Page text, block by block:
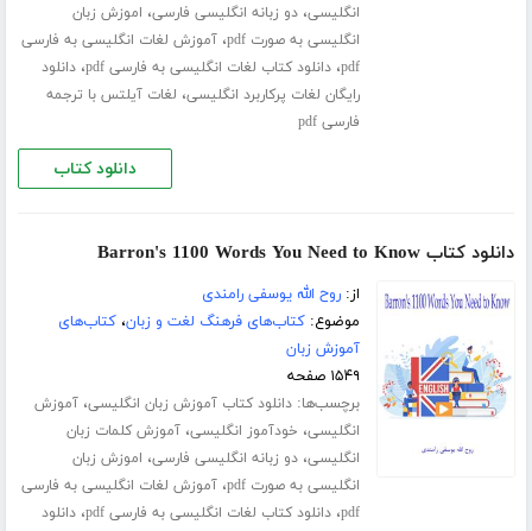
انگلیسی،دو زبانه انگلیسی فارسی، اموزش زبان
انگلیسی به صورت pdf
،آموزش لغات انگلیسی به فارسی
pdf،دانلود کتاب لغات انگلیسی به فارسی pdf ،دانلود
رایگان لغات پرکاربرد انگلیسی، لغات آیلتس با ترجمه
فارسی pdf
دانلود کتاب
دانلود کتاب Barron's 1100 Words You Need to Know
از:روح الله یوسفی رامندی
موضوع:کتاب‌های فرهنگ لغت و زبان،کتاب‌های
آموزش زبان
۱۵۴۹ صفحه
برچسب‌ها:دانلود کتاب آموزش زبان انگلیسی،آموزش
انگلیسی، خودآموز انگلیسی،آموزش کلمات زبان
انگلیسی،دو زبانه انگلیسی فارسی، اموزش زبان
انگلیسی به صورت pdf
،آموزش لغات انگلیسی به فارسی
pdf،دانلود کتاب لغات انگلیسی به فارسی pdf ،دانلود